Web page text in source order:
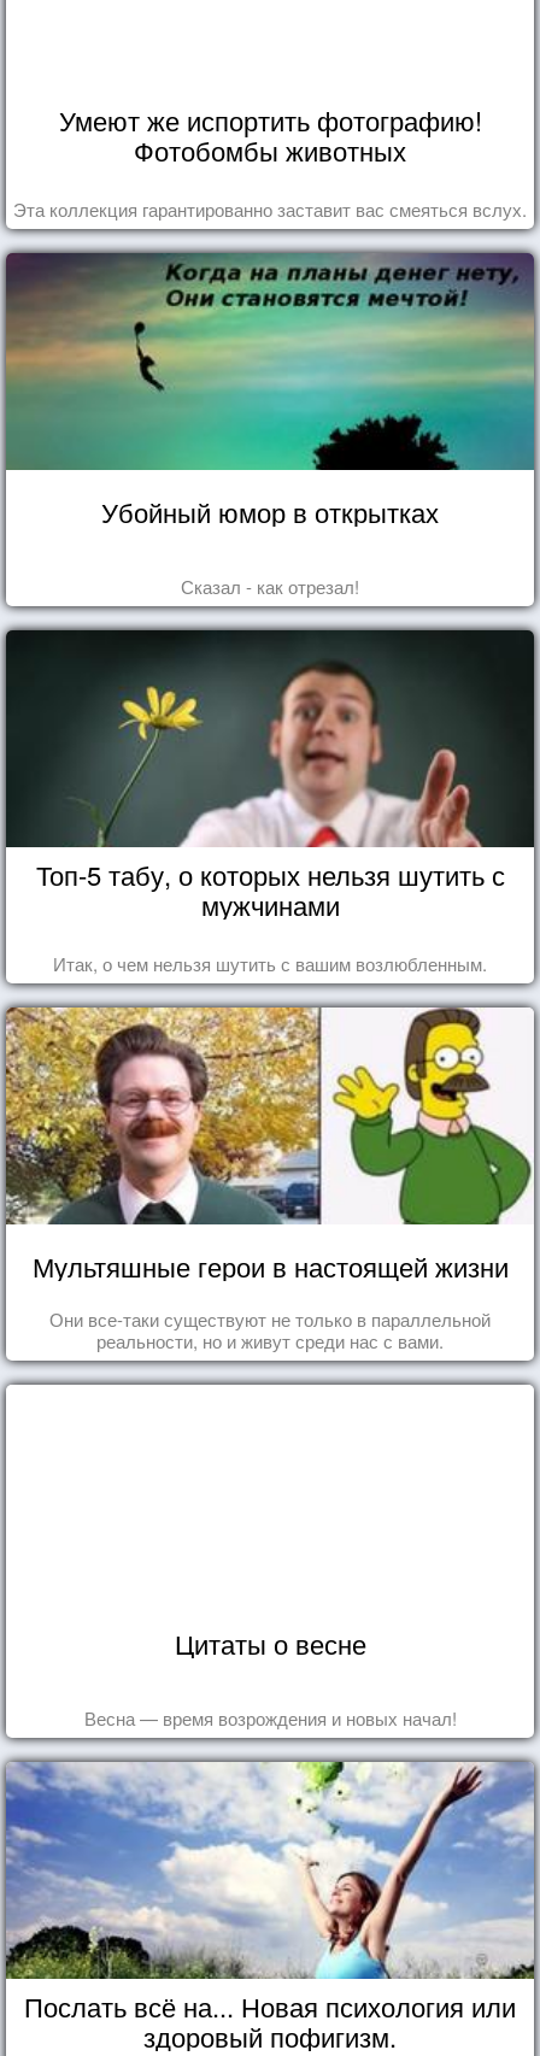
Умеют же испортить фотографию!
Фотобомбы животных
Эта коллекция гарантированно заставит вас смеяться вслух.
Убойный юмор в открытках
Сказал - как отрезал!
Топ-5 табу, о которых нельзя шутить с
мужчинами
Итак, о чем нельзя шутить с вашим возлюбленным.
Мультяшные герои в настоящей жизни
Они все-таки существуют не только в параллельной
реальности, но и живут среди нас с вами.
Цитаты о весне
Весна — время возрождения и новых начал!
Послать всё на... Новая психология или
здоровый пофигизм.